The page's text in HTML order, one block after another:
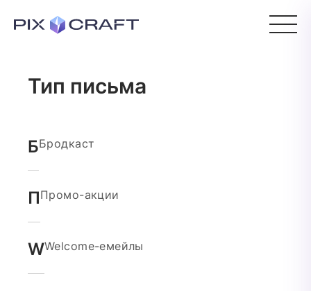
Тип письма
ББродкаст
ППромо-акции
WWelcome-емейлы